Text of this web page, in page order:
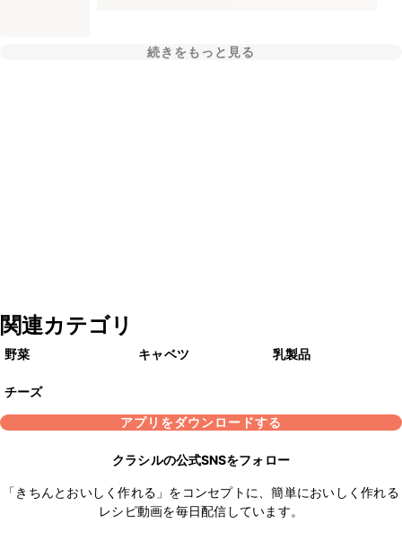
続きをもっと見る
関連カテゴリ
野菜 キャベツ 乳製品
チーズ
アプリをダウンロードする
クラシルの公式SNSをフォロー
「きちんとおいしく作れる」をコンセプトに、簡単においしく作れる
レシピ動画を毎日配信しています。